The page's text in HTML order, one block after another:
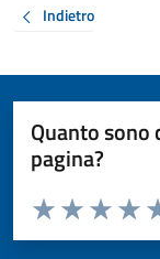
Indietro
Quanto sono
pagina?
Valuta da 1 a 5 stelle
Valuta 3
Valuta 2
Valuta 1 stelle